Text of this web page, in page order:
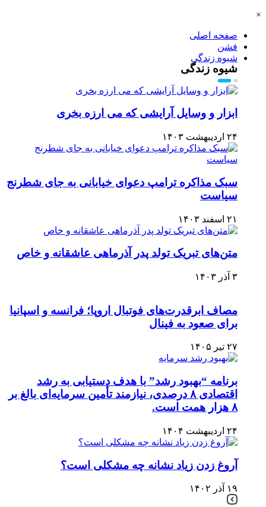
×
صفحه اصلی
فشن
شیوه زندگی
شیوه زندگی
ابزار و وسایل آرایشی که می ارزه بخری
۲۴ اردیبهشت ۱۴۰۳
سبک مذاکره ترامپ دعوای خیابانی به جای شطرنج
سیاست
۲۱ اسفند ۱۴۰۳
متن‌های تبریک تولد پدر آذرماهی عاشقانه و خاص
۳ آذر ۱۴۰۳
مصاف ابرقدرت‌های فوتبال اروپا؛ فرانسه و اسپانیا
برای صعود به فینال
۲۷ تیر ۱۴۰۵
برنامه “بهبود رشد” با هدف دستیابی به رشد
اقتصادی ۸ درصدی، نیازمند تأمین سرمایه‌ای بالغ بر
۸ هزار همت است.
۲۴ اردیبهشت ۱۴۰۴
آروغ زدن زیاد نشانه چه مشکلی است؟
۱۹ آذر ۱۴۰۲